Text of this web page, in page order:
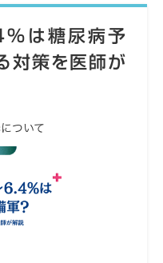
は糖尿病予
対策を医師が
ついて